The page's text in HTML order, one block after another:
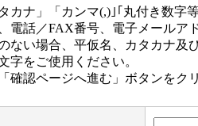
タカナ」「カンマ(,)｣｢丸付き数
電話／FAX番号、電子メールア
ない場合、平仮名、カタカナ及
字をご使用ください。
確認ページへ進む」ボタンをク